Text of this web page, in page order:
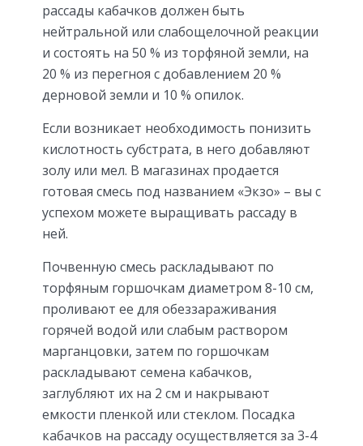
рассады кабачков должен быть
нейтральной или слабощелочной реакции
и состоять на 50 % из торфяной земли, на
20 % из перегноя с добавлением 20 %
дерновой земли и 10 % опилок.
Если возникает необходимость понизить
кислотность субстрата, в него добавляют
золу или мел. В магазинах продается
готовая смесь под названием «Экзо» – вы с
успехом можете выращивать рассаду в
ней.
Почвенную смесь раскладывают по
торфяным горшочкам диаметром 8-10 см,
проливают ее для обеззараживания
горячей водой или слабым раствором
марганцовки, затем по горшочкам
раскладывают семена кабачков,
заглубляют их на 2 см и накрывают
емкости пленкой или стеклом. Посадка
кабачков на рассаду осуществляется за 3-4